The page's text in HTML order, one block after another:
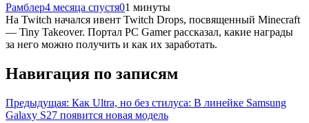
Рамблер4 месяца спустя01 минуты
На Twitch начался ивент Twitch Drops, посвященный Minecraft
— Tiny Takeover. Портал PC Gamer рассказал, какие награды
за него можно получить и как их заработать.
Навигация по записям
Предыдущая: Как Ultra, но без стилуса: В линейке Samsung
Galaxy S27 появится новая модель